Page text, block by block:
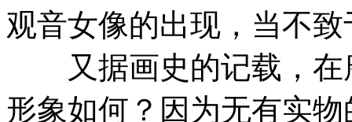
观音女像的出现，当不
又据画史的记载，在
形象如何？因为无有实